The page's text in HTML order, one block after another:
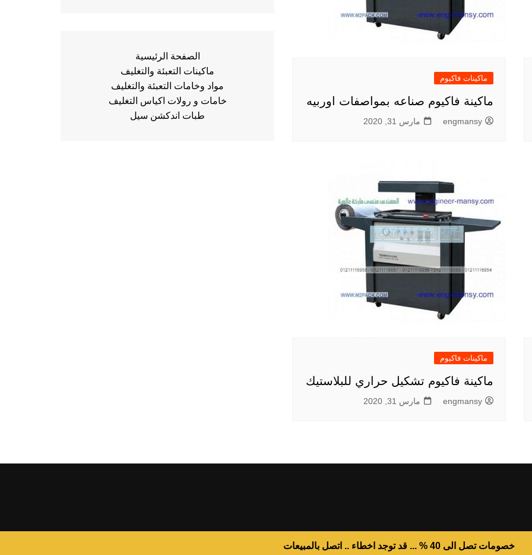
ماكينات فاكيوم
ماكينة فاكيوم صناعه بمواصفات اوربيه
engmansy مارس 31, 2020
ماكينات فاكيوم
ماكينة فاكيوم تشكيل حراري للبلاستيك
engmansy مارس 31, 2020
الصفحة الرئيسية
ماكينات التعبئة والتغليف
مواد وخامات التعبئة والتغليف
خامات و رولات اكياس التغليف
طبات اندكشن سيل
خصومات تصل الى 40 % ... قد توجد اخطاء .. اتصل بالمبيعات